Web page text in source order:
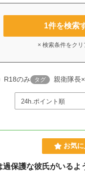
1件を検索
× 検索条件をクリ
R18のみ タグ 親衛隊長
お気
過保護な彼氏がいるよ